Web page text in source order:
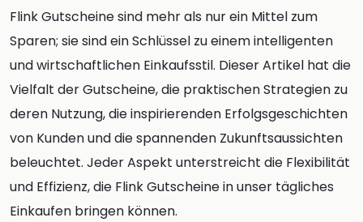
Flink Gutscheine sind mehr als nur ein Mittel zum
Sparen; sie sind ein Schlüssel zu einem intelligenten
und wirtschaftlichen Einkaufsstil. Dieser Artikel hat die
Vielfalt der Gutscheine, die praktischen Strategien zu
deren Nutzung, die inspirierenden Erfolgsgeschichten
von Kunden und die spannenden Zukunftsaussichten
beleuchtet. Jeder Aspekt unterstreicht die Flexibilität
und Effizienz, die Flink Gutscheine in unser tägliches
Einkaufen bringen können.